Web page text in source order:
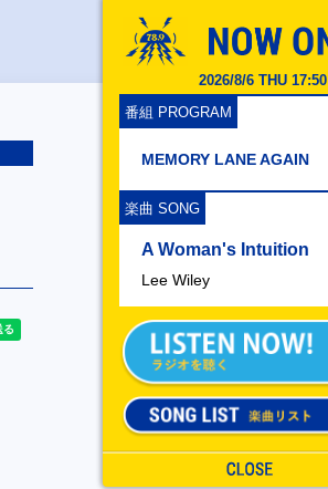
2026/8/6 THU 17:50
番組 PROGRAM
MEMORY LANE AGAIN
楽曲 SONG
A Woman's Intuition
Lee Wiley